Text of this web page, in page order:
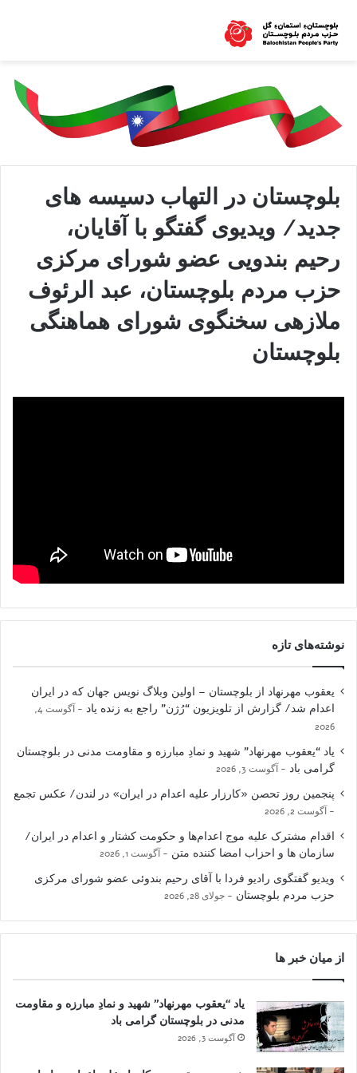
بلوچستان در التهاب دسیسه های
جدید/ ویدیوی گفتگو با آقایان،
رحیم بندویی عضو شورای مرکزی
حزب مردم بلوچستان، عبد الرئوف
ملازهی سخنگوی شورای هماهنگی
بلوچستان
نوشته‌های تازه
یعقوب مهرنهاد از بلوچستان – اولین وبلاگ نویس جهان که در ایران
اعدام شد/ گزارش از تلویزیون “رُژن” راجع به زنده یاد
آگوست 4,
2026
یاد “یعقوب مهرنهاد” شهید و نمادِ مبارزه و مقاومت مدنی در بلوچستان
گرامی باد
آگوست 3, 2026
پنجمین روز تحصن «کارزار علیه اعدام در ایران» در لندن/ عکس تجمع
آگوست 2, 2026
اقدام مشترک علیه موج اعدام‌ها و حکومت کشتار و اعدام در ایران/
سازمان ها و احزاب امضا کننده متن
آگوست 1, 2026
ویدیو گفتگوی رادیو فردا با آقای رحیم بندوئی عضو شورای مرکزی
حزب مردم بلوچستان
جولای 28, 2026
از میان خبر ها
یاد “یعقوب مهرنهاد” شهید و نمادِ مبارزه و مقاومت
مدنی در بلوچستان گرامی باد
آگوست 3, 2026